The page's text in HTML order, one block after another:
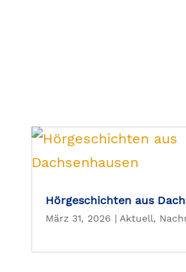
Hörgeschichten aus
März 31, 2026 | Aktuell,